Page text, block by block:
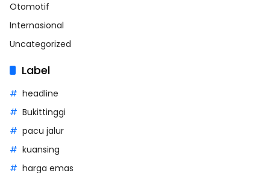
Otomotif
Internasional
Uncategorized
Label
headline
Bukittinggi
pacu jalur
kuansing
harga emas